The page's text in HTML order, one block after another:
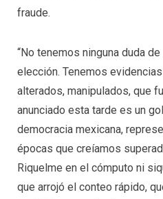
fraude.
“No tenemos ninguna duda
elección. Tenemos
alterados, manipulados, que
anunciado esta tarde es un
democracia mexicana,
épocas que creíamos
Riquelme en el cómputo ni
que arrojó el conteo rápido,